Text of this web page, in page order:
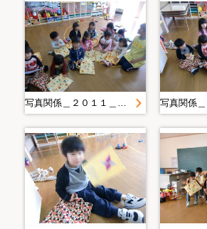
写真関係＿２０１１＿０４＿２８ ｆｒｏｍ西田